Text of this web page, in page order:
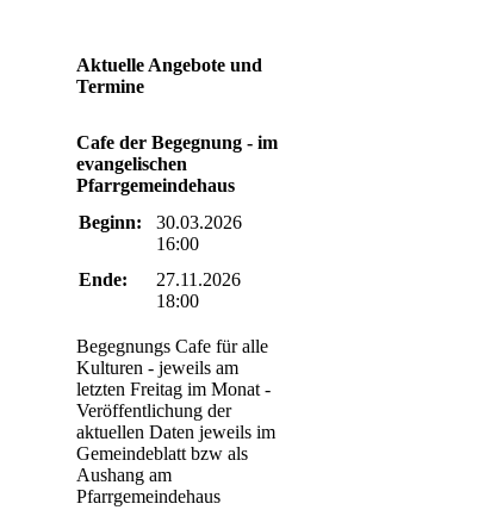
Aktuelle Angebote und
Termine
Cafe der Begegnung - im
evangelischen
Pfarrgemeindehaus
Beginn:
30.03.2026
16:00
Ende:
27.11.2026
18:00
Begegnungs Cafe für alle
Kulturen - jeweils am
letzten Freitag im Monat -
Veröffentlichung der
aktuellen Daten jeweils im
Gemeindeblatt bzw als
Aushang am
Pfarrgemeindehaus